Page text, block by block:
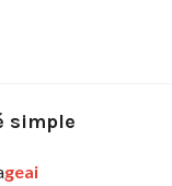
simple
geai